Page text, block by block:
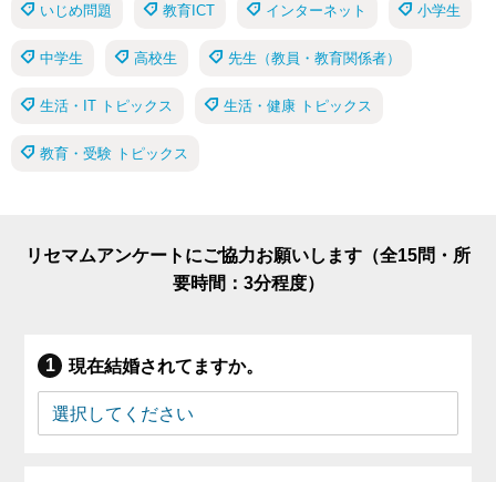
いじめ問題 教育ICT インターネット 小学生
中学生 高校生 先生（教員・教育関係者）
生活・IT トピックス 生活・健康 トピックス
教育・受験 トピックス
リセマムアンケートにご協力お願いします（全15問・所
要時間：3分程度）
現在結婚されてますか。